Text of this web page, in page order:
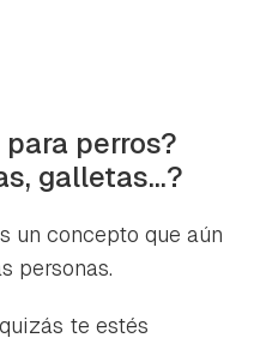
perros?
galletas...?
un concepto que aún
personas.
te estés